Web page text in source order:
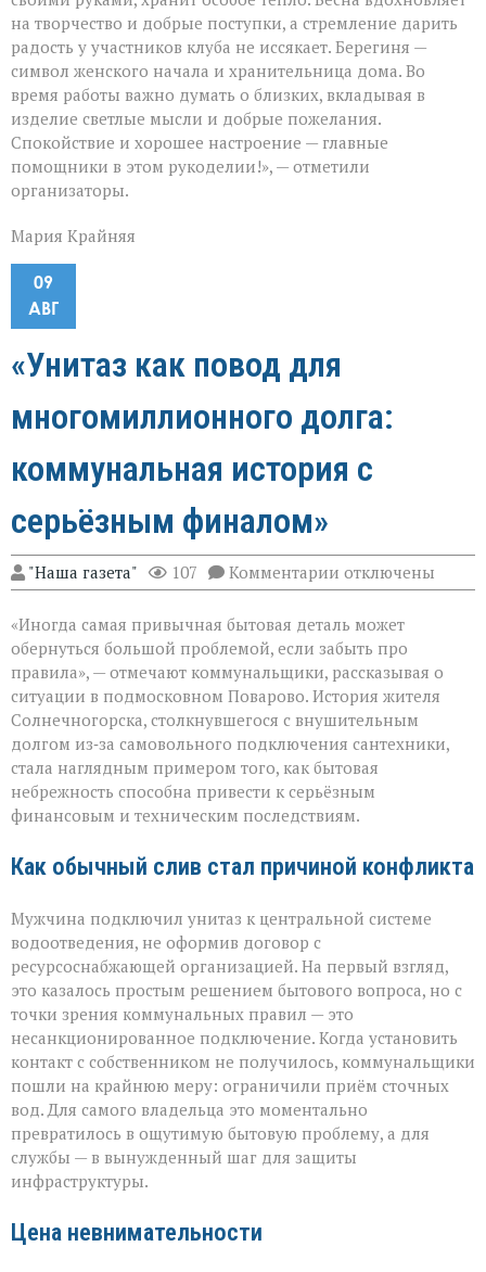
на творчество и добрые поступки, а стремление дарить
радость у участников клуба не иссякает. Берегиня —
символ женского начала и хранительница дома. Во
время работы важно думать о близких, вкладывая в
изделие светлые мысли и добрые пожелания.
Спокойствие и хорошее настроение — главные
помощники в этом рукоделии!», — отметили
организаторы.
Мария Крайняя
09
АВГ
«Унитаз как повод для
многомиллионного долга:
коммунальная история с
серьёзным финалом»
"Наша газета" 107 Комментарии к
записи
как
повод
долга:
коммунальная
история
с
серьёзным
финалом»
отключены
«Иногда самая привычная бытовая деталь может
обернуться большой проблемой, если забыть про
правила», — отмечают коммунальщики, рассказывая о
ситуации в подмосковном Поварово. История жителя
Солнечногорска, столкнувшегося с внушительным
долгом из‑за самовольного подключения сантехники,
стала наглядным примером того, как бытовая
небрежность способна привести к серьёзным
финансовым и техническим последствиям.
Как обычный слив стал причиной конфликта
Мужчина подключил унитаз к центральной системе
водоотведения, не оформив договор с
ресурсоснабжающей организацией. На первый взгляд,
это казалось простым решением бытового вопроса, но с
точки зрения коммунальных правил — это
несанкционированное подключение. Когда установить
контакт с собственником не получилось, коммунальщики
пошли на крайнюю меру: ограничили приём сточных
вод. Для самого владельца это моментально
превратилось в ощутимую бытовую проблему, а для
службы — в вынужденный шаг для защиты
инфраструктуры.
Цена невнимательности